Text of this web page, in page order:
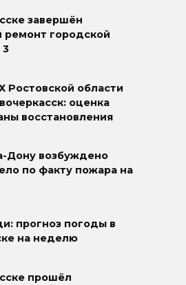
завершён
ремонт городской
Ростовской области
оценка
восстановления
Дону возбуждено
по факту пожара на
прогноз погоды в
на неделю
прошёл